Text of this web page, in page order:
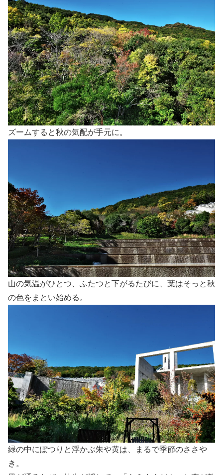
ズームすると秋の気配が手元に。
山の気温がひとつ、ふたつと下がるたびに、葉はそっと秋
の色をまとい始める。
緑の中にぽつりと浮かぶ朱や黄は、まるで季節のささや
き。